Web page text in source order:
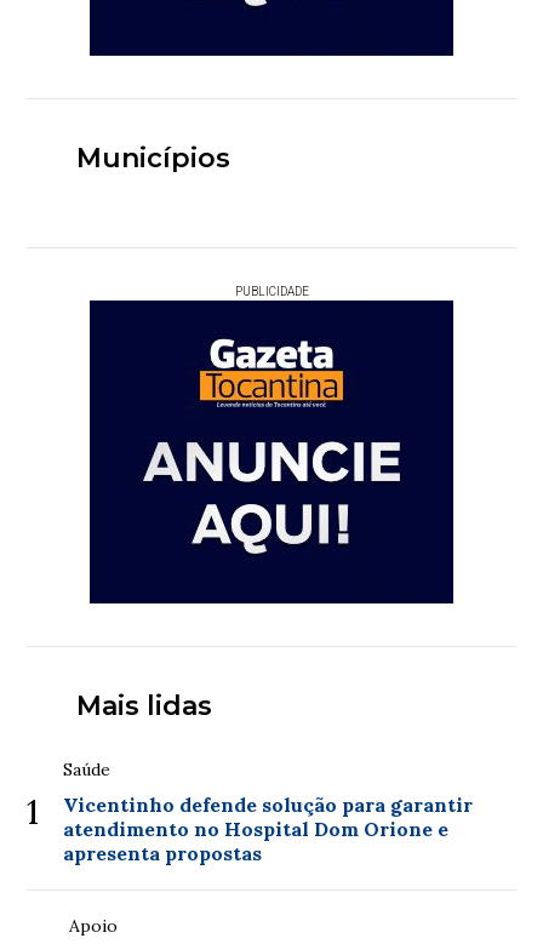
Municípios
PUBLICIDADE
Mais lidas
1
Saúde
Vicentinho defende solução para garantir
atendimento no Hospital Dom Orione e
apresenta propostas
Apoio